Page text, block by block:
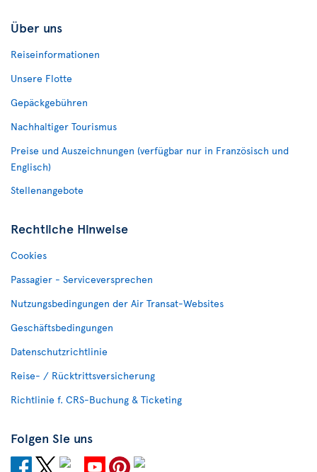
Über uns
Reiseinformationen
Unsere Flotte
Gepäckgebühren
Nachhaltiger Tourismus
Preise und Auszeichnungen (verfügbar nur in Französisch und
Englisch)
Stellenangebote
Rechtliche Hinweise
Cookies
Passagier - Serviceversprechen
Nutzungsbedingungen der Air Transat-Websites
Geschäftsbedingungen
Datenschutzrichtlinie
Reise- / Rücktrittsversicherung
Richtlinie f. CRS-Buchung & Ticketing
Folgen Sie uns